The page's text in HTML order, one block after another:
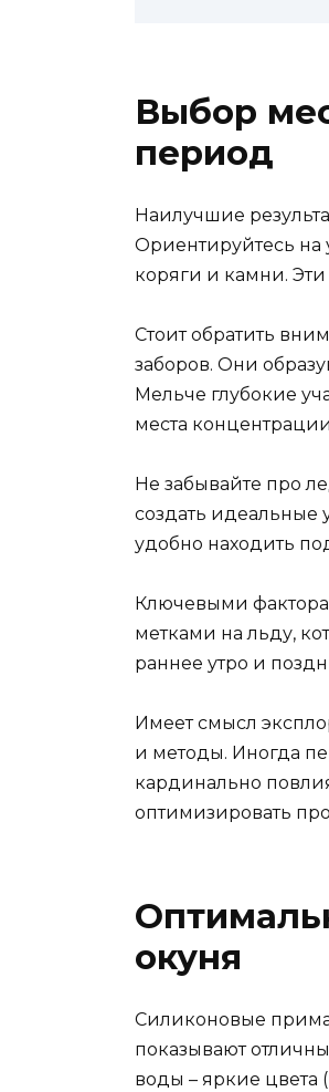
Выбор
период
Наилучшие
Ориентируйтесь на
коряги и камни.
Стоит обратить
заборов. Они
Мельче глубокие
места
Не забывайте про
создать идеальные
удобно находить
Ключевыми
метками на льду,
раннее утро и
Имеет смысл
и методы. Иногда
кардинально
оптимизировать
окуня
Силиконовые
показывают
воды – яркие цвета